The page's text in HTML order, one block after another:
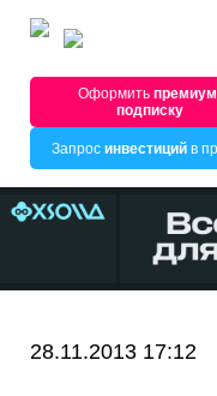
Оформить
подписку
Запрос инвестицийв
28.11.2013 17:12